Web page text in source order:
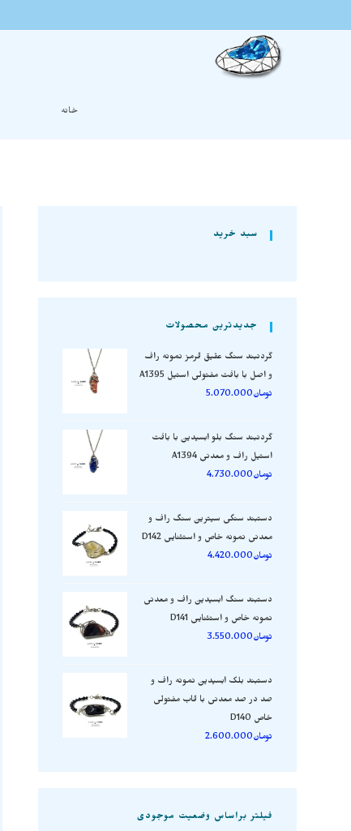
خانه
سبد خرید
جدیدترین محصولات
گردنبند سنگ عقیق قرمز نمونه راف
و اصل با بافت مفتولی استیل A1395
تومان5.070.000
گردنبند سنگ بلو ابسیدین با بافت
استیل راف و معدنی A1394
تومان4.730.000
دستبند سنگی سیترین سنگ راف و
معدنی نمونه خاص و استثنایی D142
تومان4.420.000
دستبند سنگ ابسیدین راف و معدنی
نمونه خاص و استثنایی D141
تومان3.550.000
دستبند بلک ابسیدین نمونه راف و
صد در صد معدنی با قاب مفتولی
خاص D140
تومان2.600.000
فیلتر براساس وضعیت موجودی